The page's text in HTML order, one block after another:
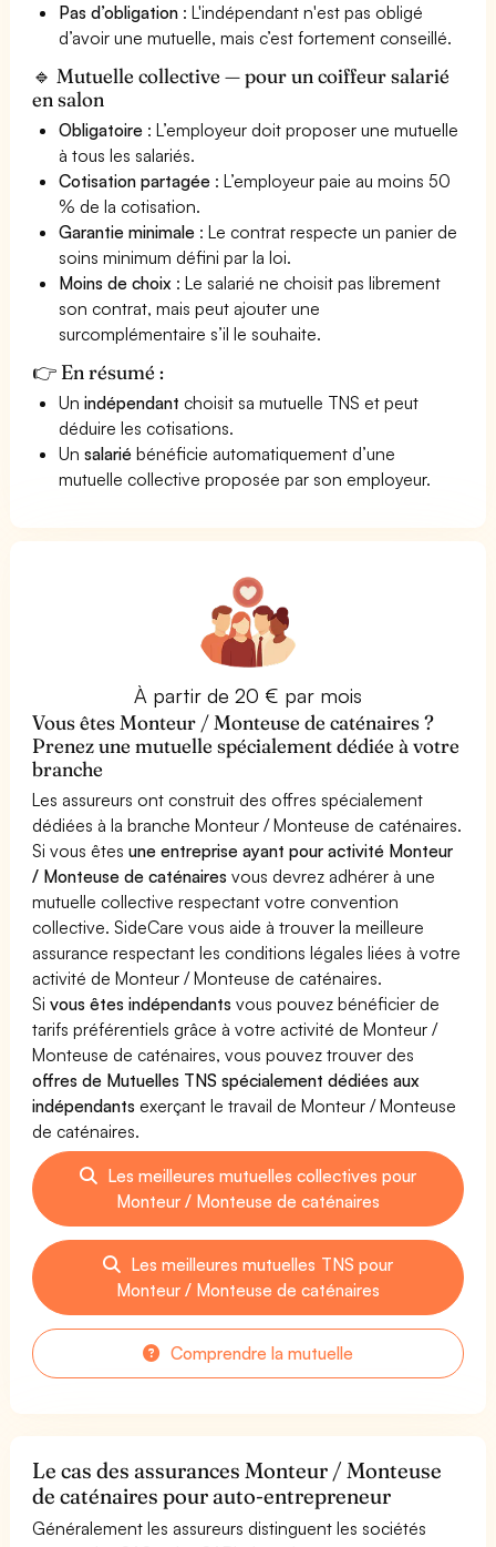
Pas d’obligation : L'indépendant n'est pas obligé
d’avoir une mutuelle, mais c’est fortement conseillé.
🔹 Mutuelle collective — pour un coiffeur salarié
en salon
Obligatoire : L’employeur doit proposer une mutuelle
à tous les salariés.
Cotisation partagée : L’employeur paie au moins 50
% de la cotisation.
Garantie minimale : Le contrat respecte un panier de
soins minimum défini par la loi.
Moins de choix : Le salarié ne choisit pas librement
son contrat, mais peut ajouter une
surcomplémentaire s’il le souhaite.
👉 En résumé :
Unindépendant choisit sa mutuelle TNS et peut
déduire les cotisations.
Unsalarié bénéficie automatiquement d’une
mutuelle collective proposée par son employeur.
À partir de 20 € par mois
Vous êtes Monteur / Monteuse de caténaires ?
Prenez une mutuelle spécialement dédiée à votre
branche
Les assureurs ont construit des offres spécialement
dédiées à la branche Monteur / Monteuse de caténaires.
Si vous êtesune entreprise ayant pour activité Monteur
/ Monteuse de caténaires vous devrez adhérer à une
mutuelle collective respectant votre convention
collective. SideCare vous aide à trouver la meilleure
assurance respectant les conditions légales liées à votre
activité de Monteur / Monteuse de caténaires.
Sivous êtes indépendants vous pouvez bénéficier de
tarifs préférentiels grâce à votre activité de Monteur /
Monteuse de caténaires, vous pouvez trouver des
offres de Mutuelles TNS spécialement dédiées aux
indépendants exerçant le travail de Monteur / Monteuse
de caténaires.
Les meilleures mutuelles collectives pour
Monteur / Monteuse de caténaires
Les meilleures mutuelles TNS pour
Monteur / Monteuse de caténaires
Comprendre la mutuelle
Le cas des assurances Monteur / Monteuse
de caténaires pour auto-entrepreneur
Généralement les assureurs distinguent les sociétés